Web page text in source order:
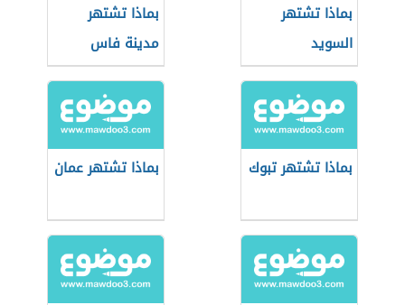
بماذا تشتهر
السويد
بماذا تشتهر
مدينة فاس
بماذا تشتهر تبوك بماذا تشتهر عمان